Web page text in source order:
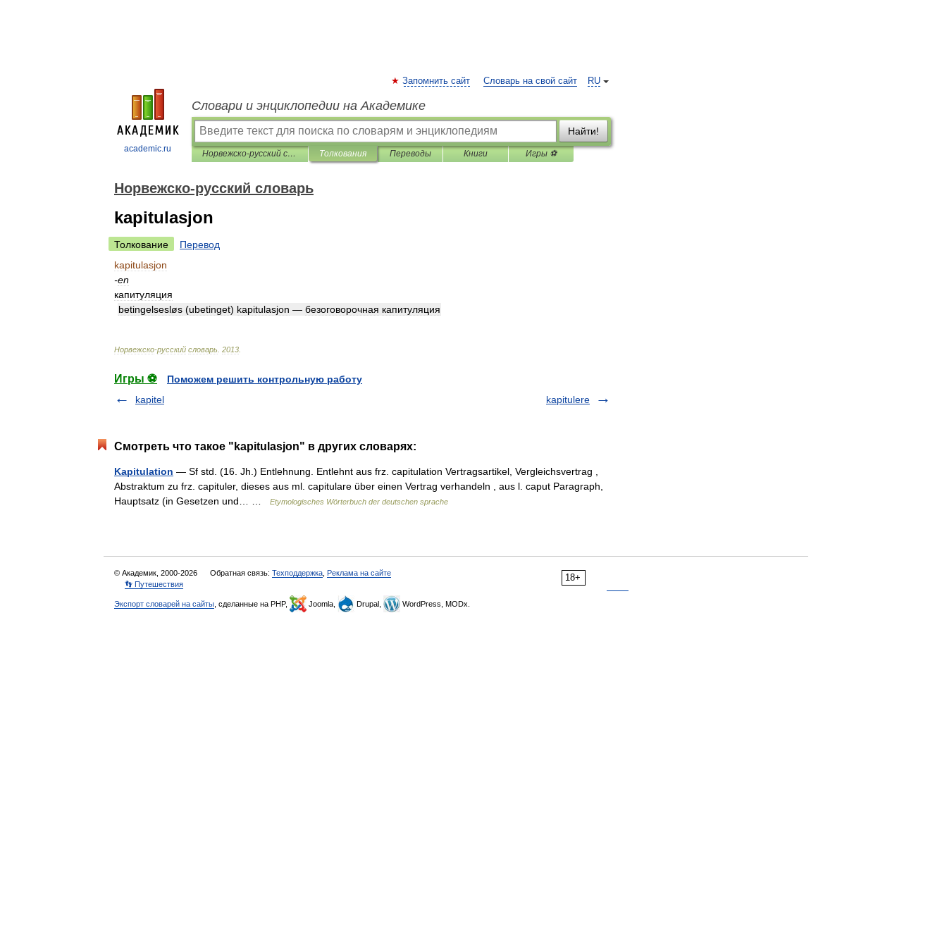
academic.ru
RU
Запомнить сайт Словарь на свой сайт
Словари и энциклопедии на Академике
Найти!
Норвежско-русский словарь Толкования Переводы Книги Игры ⚽
Норвежско-русский словарь
kapitulasjon
Толкование
Перевод
kapitulasjon
-en
капитуляция
betingelsesløs (ubetinget) kapitulasjon — безоговорочная капитуляция
Норвежско-русский словарь 2013
Игры ⚽
Поможем решить контрольную работу
kapitel
kapitulere
Смотреть что такое "kapitulasjon" в других словарях:
Kapitulation — Sf std. (16. Jh.) Entlehnung. Entlehnt aus frz. capitulation Vertragsartikel, Vergleichsvertrag ,
Abstraktum zu frz. capituler, dieses aus ml. capitulare über einen Vertrag verhandeln , aus l. caput Paragraph,
Hauptsatz (in Gesetzen und… …
Etymologisches Wörterbuch der deutschen sprache
18+
© Академик, 2000-2026 Обратная связь: Техподдержка Реклама на сайте
👣 Путешествия
Экспорт словарей на сайты , сделанные на PHP, Joomla, Drupal, WordPress, MODx.